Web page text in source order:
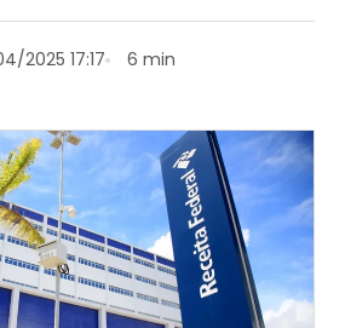
2025 17:17 6 min